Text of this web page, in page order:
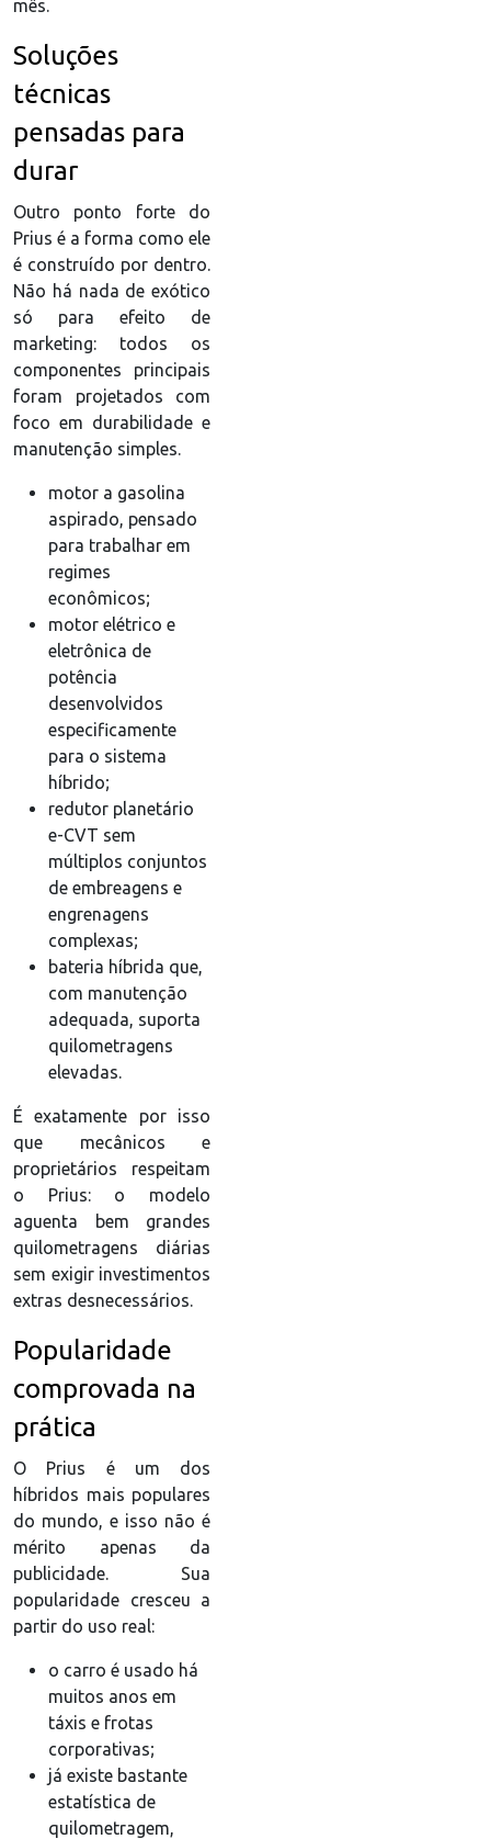
mês.
Soluções
técnicas
pensadas para
durar
Outro ponto forte do
Prius é a forma como ele
é construído por dentro.
Não há nada de exótico
só para efeito de
marketing: todos os
componentes principais
foram projetados com
foco em durabilidade e
manutenção simples.
motor a gasolina
aspirado, pensado
para trabalhar em
regimes
econômicos;
motor elétrico e
eletrônica de
potência
desenvolvidos
especificamente
para o sistema
híbrido;
redutor planetário
e-CVT sem
múltiplos conjuntos
de embreagens e
engrenagens
complexas;
bateria híbrida que,
com manutenção
adequada, suporta
quilometragens
elevadas.
É exatamente por isso
que mecânicos e
proprietários respeitam
o Prius: o modelo
aguenta bem grandes
quilometragens diárias
sem exigir investimentos
extras desnecessários.
Popularidade
comprovada na
prática
O Prius é um dos
híbridos mais populares
do mundo, e isso não é
mérito apenas da
publicidade. Sua
popularidade cresceu a
partir do uso real:
o carro é usado há
muitos anos em
táxis e frotas
corporativas;
já existe bastante
estatística de
quilometragem,